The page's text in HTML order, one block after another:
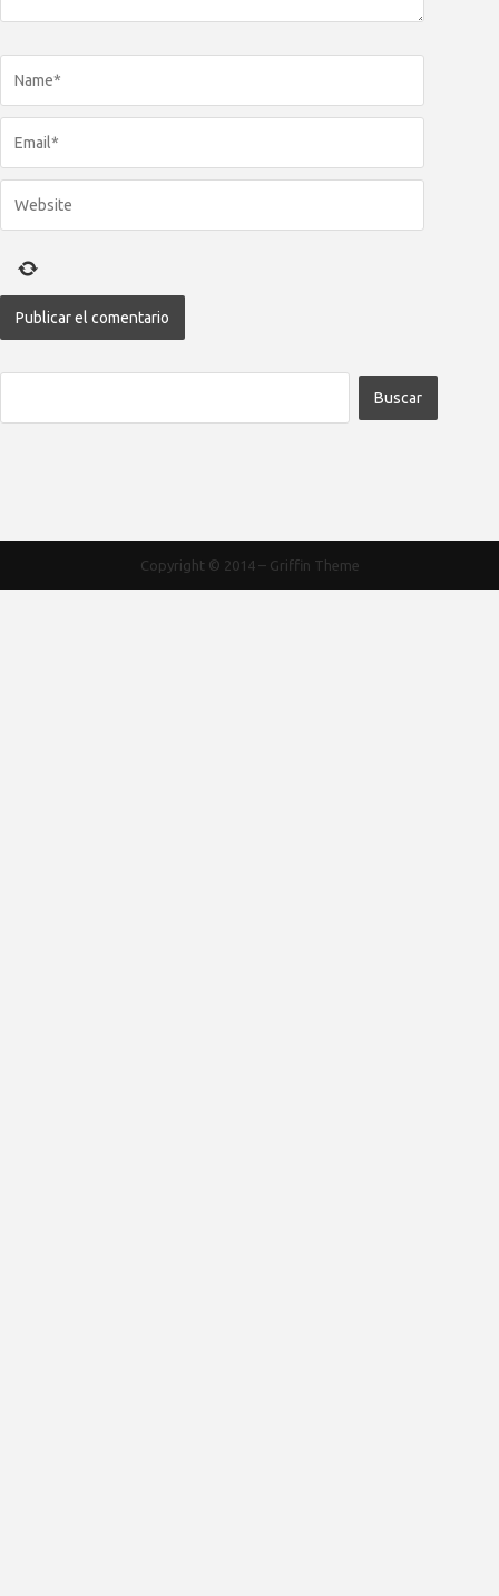
Copyright © 2014 – Griffin Theme